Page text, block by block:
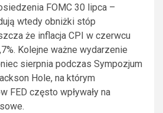
FOMC 30 lipca –
wtedy obniżki stóp
że inflacja CPI w czerwcu
Kolejne ważne wydarzenie
sierpnia podczas Sympozjum
Hole, na którym
FED często wpływały na